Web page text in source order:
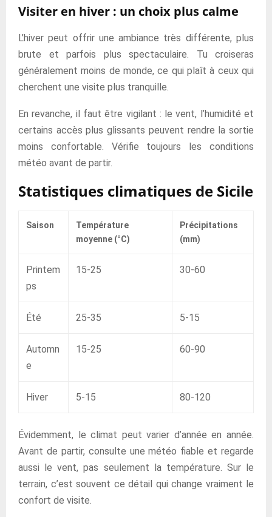
Visiter en hiver : un choix plus calme
L’hiver peut offrir une ambiance très différente, plus
brute et parfois plus spectaculaire. Tu croiseras
généralement moins de monde, ce qui plaît à ceux qui
cherchent une visite plus tranquille.
En revanche, il faut être vigilant : le vent, l’humidité et
certains accès plus glissants peuvent rendre la sortie
moins confortable. Vérifie toujours les conditions
météo avant de partir.
Statistiques climatiques de Sicile
Saison
Température
moyenne (°C)
Précipitations
(mm)
Printem
ps
15-25 30-60
Été 25-35 5-15
Automn
e
15-25 60-90
Hiver 5-15 80-120
Évidemment, le climat peut varier d’année en année.
Avant de partir, consulte une météo fiable et regarde
aussi le vent, pas seulement la température. Sur le
terrain, c’est souvent ce détail qui change vraiment le
confort de visite.